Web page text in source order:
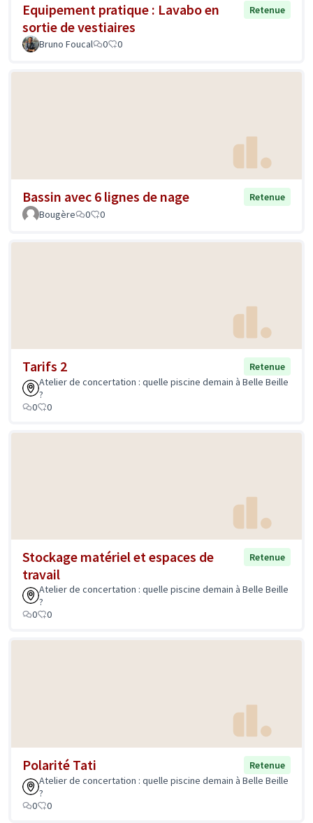
Equipement pratique : Lavabo en
sortie de vestiaires
Retenue
Bruno Foucal 0 0
Bassin avec 6 lignes de nage
Retenue
Bougère
0 0
Tarifs 2
Retenue
Atelier de concertation : quelle piscine demain à Belle Beille
?
0
0
Stockage matériel et espaces de
travail
Retenue
Atelier de concertation : quelle piscine demain à Belle Beille
?
0
0
Polarité Tati
Retenue
Atelier de concertation : quelle piscine demain à Belle Beille
?
0
0